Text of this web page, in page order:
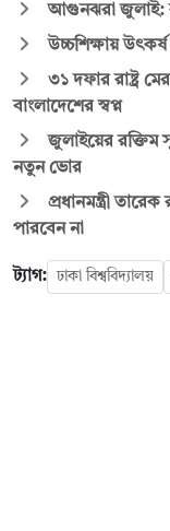
আগুনঝরা জুলাই:
উচ্চশিক্ষায় উৎকর্ষ
৩১ দফার রাষ্ট্র
বাংলাদেশের স্বপ্ন
জুলাইয়ের রক্তিম
নতুন ভোর
প্রধানমন্ত্রী
পারবেন না
ট্যাগ: ঢাকা বিশ্ববিদ্যালয়